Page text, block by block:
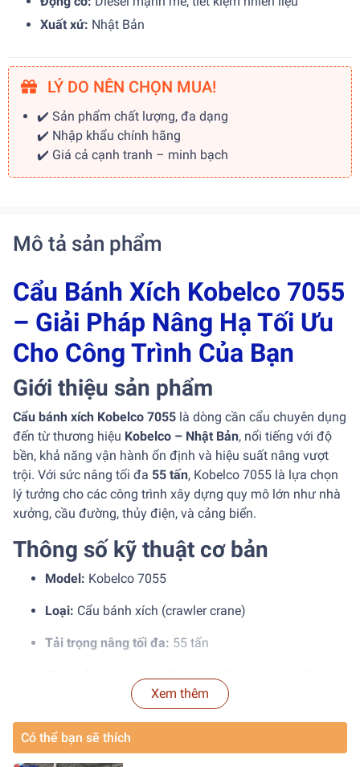
Xuất xứ: Nhật Bản
LÝ DO NÊN CHỌN MUA!
✔️ Sản phẩm chất lượng, đa dạng
✔️ Nhập khẩu chính hãng
✔️ Giá cả cạnh tranh – minh bạch
Mô tả sản phẩm
Cẩu Bánh Xích Kobelco 7055
– Giải Pháp Nâng Hạ Tối Ưu
Cho Công Trình Của Bạn
Giới thiệu sản phẩm
Cẩu bánh xích Kobelco 7055 là dòng cần cẩu chuyên dụng
đến từ thương hiệu Kobelco – Nhật Bản, nổi tiếng với độ
bền, khả năng vận hành ổn định và hiệu suất nâng vượt
trội. Với sức nâng tối đa 55 tấn, Kobelco 7055 là lựa chọn
lý tưởng cho các công trình xây dựng quy mô lớn như nhà
xưởng, cầu đường, thủy điện, và cảng biển.
Thông số kỹ thuật cơ bản
Model: Kobelco 7055
Loại: Cẩu bánh xích (crawler crane)
Tải trọng nâng tối đa: 55 tấn
Chiều dài cần chính:Tùy theo cấu hình (có thể từ 9m
Động cơ:Diesel mạnh mẽ, tiết kiệm nhiên liệu
Xuất xứ:Nhật Bản
Xem thêm
Có thể bạn sẽ thích